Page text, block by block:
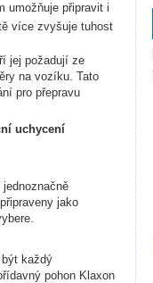
umožňuje připravit i
více zvyšuje tuhost
jej požadují ze
na vozíku. Tato
pro přepravu
uchycení
jako
každý
pohon Klaxon